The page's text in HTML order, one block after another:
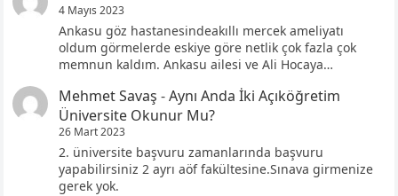
4 Mayıs 2023
Ankasu göz hastanesindeakıllı mercek ameliyatı
oldum görmelerde eskiye göre netlik çok fazla çok
memnun kaldım. Ankasu ailesi ve Ali Hocaya…
Mehmet Savaş -Aynı Anda İki Açıköğretim
Üniversite Okunur Mu?
26 Mart 2023
2. üniversite başvuru zamanlarında başvuru
yapabilirsiniz 2 ayrı aöf fakültesine.Sınava girmenize
gerek yok.